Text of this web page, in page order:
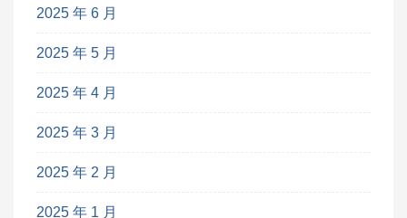
2025 年 6 月
2025 年 5 月
2025 年 4 月
2025 年 3 月
2025 年 2 月
2025 年 1 月